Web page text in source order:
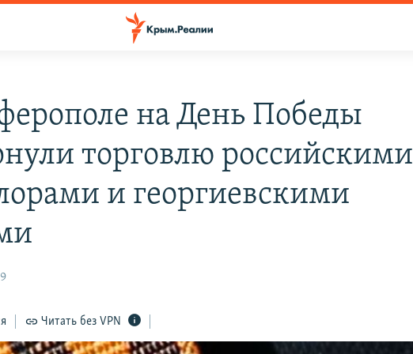
на День Победы
торговлю российскими
и георгиевскими
Читать без VPN